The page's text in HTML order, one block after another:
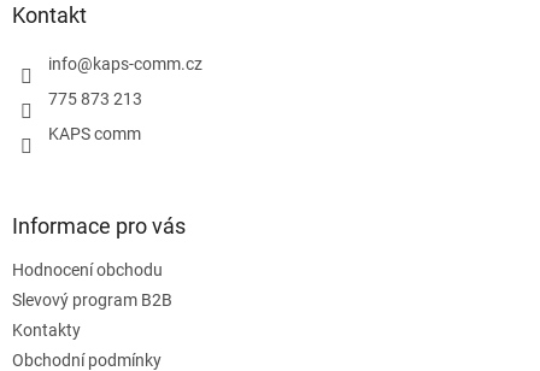
Kontakt
info@kaps-comm.cz
775 873 213
KAPS comm
Informace pro vás
Hodnocení obchodu
Slevový program B2B
Kontakty
Obchodní podmínky